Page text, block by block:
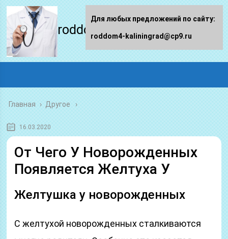
roddom4-kaliningrad.ru
Главная › Другое
16.03.2020
От Чего У Новорожденных
Появляется Желтуха У
Желтушка у новорожденных
С желтухой новорожденных сталкиваются
Для любых предложений по сайту:
roddom4-kaliningrad@cp9.ru